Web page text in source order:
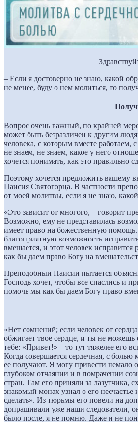
– Если я достоверно не знаю, какой
не менее, буду о нем молиться, то
Вопрос очень важный, по крайней
может быть безразличен к другим
человека, с которым вместе работаем,
не знаем, не знаем, какое у него
хочется понимать, как это правильно
Поэтому хочется предложить вашему
Паисия Святогорца. В частности
от моей молитвы, если я не знаю,
«Это зависит от многого, – говорит
Возможно, ему не представилась
имеет право на божественную помощь.
благоприятную возможность
вмешается, и этот человек
как бы даем право Богу на
Преподобный Паисий пытается
Господь хочет, чтобы все спаслись и
помочь мы как бы даем Богу право
«Нет сомнений; если человек от
обжигает твое сердце, и ты не можешь
тебе: «Привет!» – то тут тяжелее его
Когда совершается сердечная, с
ее получают. Я могу привести немало
глубоком отчаянии и в помрачении
стран. Там его приняли за
знакомый монах узнал о его
сделать». Из тюрьмы его повели на
допрашивали уже наши следователи,
было после, я не помню. Даже и не